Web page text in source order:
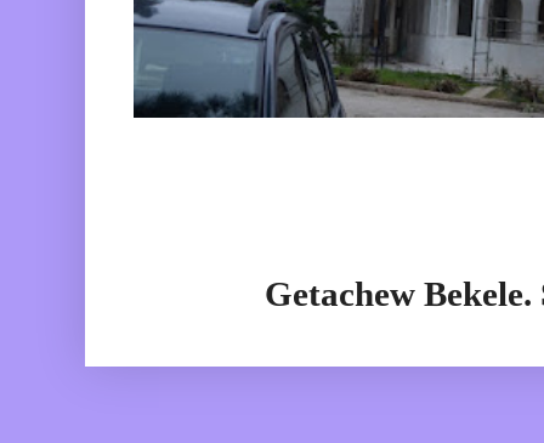
Getachew